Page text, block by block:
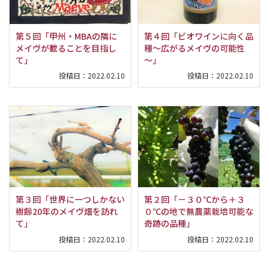
第５回「甲州・MBAの隣に
メイヴが載ることを目指し
て」
投稿日： 2022.02.10
第４回「ビオワインに向く品
種～広がるメイヴの可能性
～」
投稿日： 2022.02.10
第３回「世界に一つしかない
樹齢20年のメイヴ畑を訪れ
て」
投稿日： 2022.02.10
第２回「－３０℃から＋３
０℃の地で無農薬栽培可能な
奇跡の品種」
投稿日： 2022.02.10